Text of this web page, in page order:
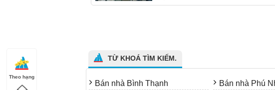
TỪ KHOÁ TÌM KIẾM.
Bán nhà Bình Thạnh Bán nhà Phú
Theo hạng